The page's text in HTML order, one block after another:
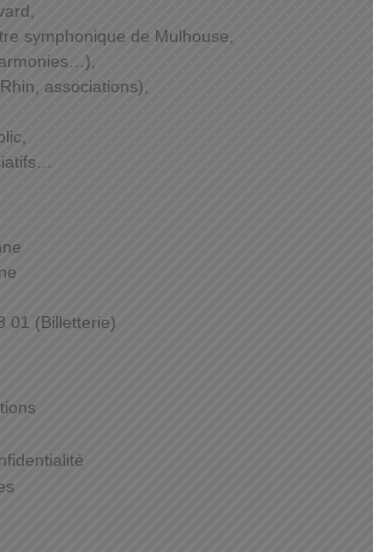
symphonique de Mulhouse,
associations),
01 (Billetterie)